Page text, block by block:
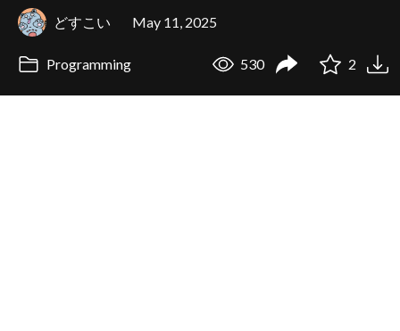
どすこい May 11, 2025
Programming 530 2